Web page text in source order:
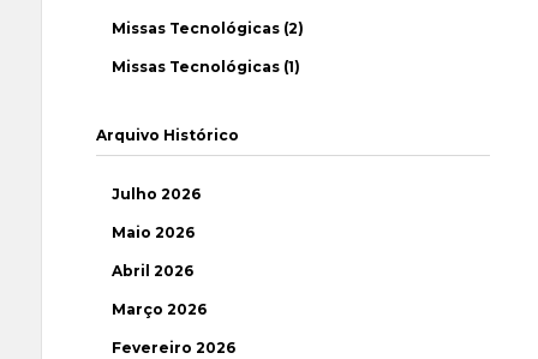
Missas Tecnológicas (2)
Missas Tecnológicas (1)
Arquivo Histórico
Julho 2026
Maio 2026
Abril 2026
Março 2026
Fevereiro 2026